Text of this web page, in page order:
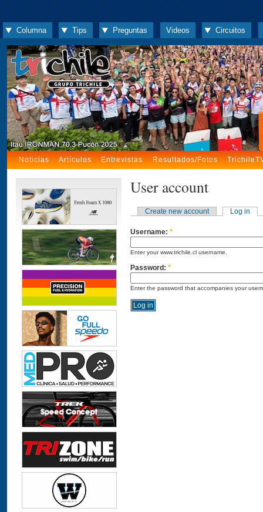
Columna Tips Preguntas Videos Circuitos
Noticias Artículos Entrevistas Resultados/Fotos
User account
Create new account Log in
Username: *
Enter your www.trichile.cl username.
Password: *
Enter the password that accompanies your